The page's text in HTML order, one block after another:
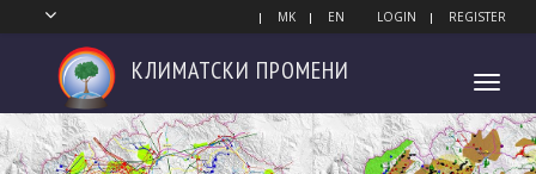
MK EN LOGIN REGISTER
Toggle
КЛИМАТСКИ ПРОМЕНИ